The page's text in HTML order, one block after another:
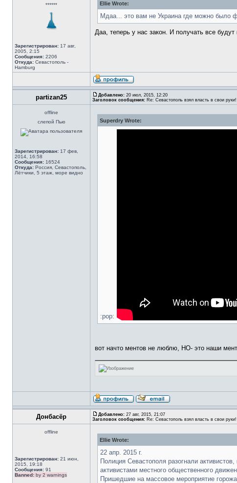
******
Зарегистрирован: 17 авг,
2005, 2:15
Сообщения: 2206
Откуда: Севастополь -
Hamburg
Ellie Wrote:
Мдаа... это вам не Украина где можно было
Даа, теперь у нас закон. И получать все
partizan25 Добавлено: 20 июл, 2015, 12:20
Заголовок сообщения: Re: Севастополь взял власть в свои руки!
offline
слепой Пью
Зарегистрирован: 17 фев,
2014, 16:58
Сообщения: 16524
Откуда: Россия, Севастополь,
Лётчики, 5 этаж, море видно
Superdry Wrote:
:pop:
вот начто ментов не люблю, НО- это наши
Донбасёр Добавлено: 27 авг, 2015, 21:07
Заголовок сообщения: Re: Севастополь взял власть в свои руки!
offline
Зарегистрирован: 21 июн,
2015, 19:18
Сообщения: 91
Banned: by 2 warnings
Ellie Wrote:
22 апр. 2015 г.
Полиция Севастополя разогнали
активистами местного общественного
Пришедшие на массовое мероприятие